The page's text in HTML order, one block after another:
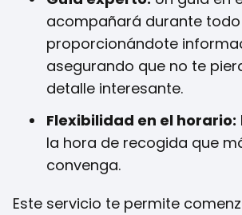
acompañará durante
proporcionándote
asegurando que no te
detalle interesante.
Flexibilidad en el horario:
la hora de recogida que
convenga.
Este servicio te permite